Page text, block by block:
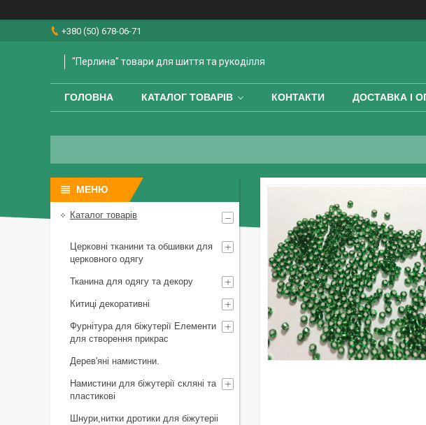
+380 (50) 678-06-71
"Перлина" товари для шиття та рукоділля
ГОЛОВНА КАТАЛОГ ТОВАРІВ КОНТАКТИ ДОСТАВКА І
Каталог товарів
Церковні тканини та обшивки для
церковного одягу
Тканина для одягу та декору
Китиці декоративні
Фурнітура для біжутерії Елементи
для створення прикрас
Дерев'яні намистини.
Намистини для біжутерії скляні та
пластикові
Шнури,нитки дротики для біжутеріі